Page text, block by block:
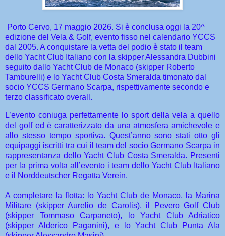
Porto Cervo, 17 maggio 2026. Si è conclusa oggi la 20^
edizione del Vela & Golf, evento fisso nel calendario YCCS
dal 2005. A conquistare la vetta del podio è stato il team
dello Yacht Club Italiano con la skipper Alessandra Dubbini
seguito dallo Yacht Club de Monaco (skipper Roberto
Tamburelli) e lo Yacht Club Costa Smeralda timonato dal
socio YCCS Germano Scarpa, rispettivamente secondo e
terzo classificato overall.
L’evento coniuga perfettamente lo sport della vela a quello
del golf ed è caratterizzato da una atmosfera amichevole e
allo stesso tempo sportiva. Quest’anno sono stati otto gli
equipaggi iscritti tra cui il team del socio Germano Scarpa in
rappresentanza dello Yacht Club Costa Smeralda. Presenti
per la prima volta all’evento i team dello Yacht Club Italiano
e il Norddeutscher Regatta Verein.
A completare la flotta: lo Yacht Club de Monaco, la Marina
Militare (skipper Aurelio de Carolis), il Pevero Golf Club
(skipper Tommaso Carpaneto), lo Yacht Club Adriatico
(skipper Alderico Paganini), e lo Yacht Club Punta Ala